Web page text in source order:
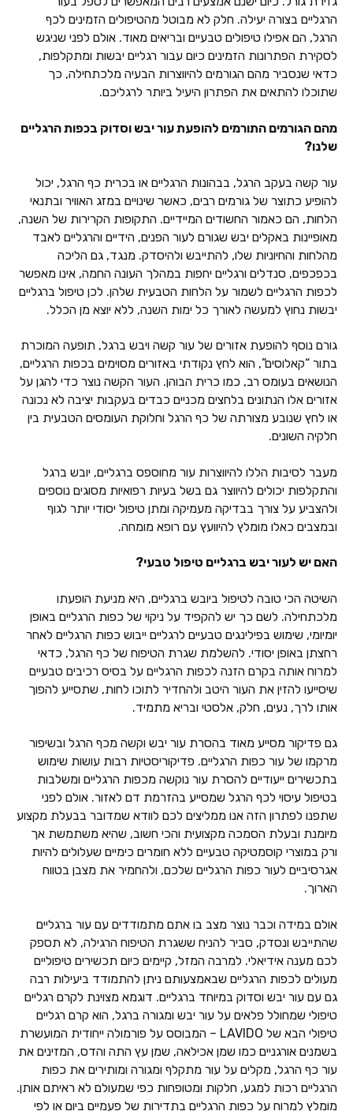
הרגליים בצורה יעילה. חלק לא מבוטל מהטיפולים הזמינים לכף
הרגל, הם אפילו טיפולים טבעיים ובריאים מאוד. אולם לפני שניגש
לסקירת הפתרונות הזמינים כיום עבור רגליים יבשות ומתקלפות,
כדאי שנסביר מהם הגורמים להיווצרות הבעיה מלכתחילה, כך
שתוכלו להתאים את הפתרון היעיל ביותר לרגליכם.
מהם הגורמים התורמים להופעת עור יבש וסדוק בכפות הרגליים
שלנו?
עור קשה בעקב הרגל, בבהונות הרגליים או בכרית כף הרגל, יכול
להופיע כתוצר של גורמים רבים, כאשר שינויים במזג האוויר ובתנאי
הלחות, הם כאמור החשודים המיידיים. התקופות הקרירות של השנה,
מאופיינות באקלים יבש שגורם לעור הפנים, הידיים והרגליים לאבד
מהלחות והחיוניות שלו, להתייבש ולהיסדק. מנגד, גם הליכה
בכפכפים, סנדלים ורגליים יחפות במהלך העונה החמה, אינו מאפשר
לכפות הרגליים לשמור על הלחות הטבעית שלהן. לכן טיפול ברגליים
יבשות נחוץ למעשה לאורך כל ימות השנה, ללא יוצא מן הכלל.
גורם נוסף להופעת אזורים של עור קשה ויבש ברגל, תופעה המוכרת
בתור “קאלוסים”, הוא לחץ נקודתי באזורים מסוימים בכפות הרגליים,
הנושאים בעומס רב, כמו כרית הבוהן. העור הקשה נוצר כדי להגן על
אזורים אלו הנתונים בלחצים מכניים כבדים בעקבות יציבה לא נכונה
או לחץ שנובע מצורתה של כף הרגל וחלוקת העומסים הטבעית בין
חלקיה השונים.
מעבר לסיבות הללו להיווצרות עור מחוספס ברגליים, יובש ברגל
והתקלפות יכולים להיווצר גם בשל בעיות רפואיות מסוגים נוספים
ולהצביע על צורך בבדיקה מעמיקה ומתן טיפול יסודי יותר לגוף
ובמצבים כאלו מומלץ להיוועץ עם רופא מומחה.
האם יש לעור יבש ברגליים טיפול טבעי?
השיטה הכי טובה לטיפול ביובש ברגליים, היא מניעת הופעתו
מלכתחילה. לשם כך יש להקפיד על ניקוי של כפות הרגליים באופן
יומיומי, שימוש בפילינגים טבעיים לרגליים ייבוש כפות הרגליים לאחר
רחצתן באופן יסודי. להשלמת שגרת הטיפוח של כף הרגל, כדאי
למרוח אותה בקרם הזנה לכפות הרגליים על בסיס רכיבים טבעיים
שיסייעו להזין את העור היטב ולהחדיר לתוכו לחות, שתסייע להפוך
אותו לרך, נעים, חלק, אלסטי ובריא מתמיד.
גם פדיקור מסייע מאוד בהסרת עור יבש וקשה מכף הרגל ובשיפור
מרקמו של עור כפות הרגליים. פדיקוריסטיות רבות עושות שימוש
בתכשירים ייעודיים להסרת עור נוקשה מכפות הרגליים ומשלבות
בטיפול עיסוי לכף הרגל שמסייע בהזרמת דם לאזור. אולם לפני
שתפנו לפתרון הזה אנו ממליצים לכם לוודא שמדובר בבעלת מקצוע
מיומנת ובעלת הסמכה מקצועית והכי חשוב, שהיא משתמשת אך
ורק במוצרי קוסמטיקה טבעיים ללא חומרים כימיים שעלולים להיות
אגרסיביים לעור כפות הרגליים שלכם, ולהחמיר את מצבן בטווח
הארוך.
אולם במידה וכבר נוצר מצב בו אתם מתמודדים עם עור ברגליים
שהתייבש ונסדק, סביר להניח ששגרת הטיפוח הרגילה, לא תספק
לכם מענה אידיאלי. למרבה המזל, קיימים כיום תכשירים טיפוליים
מעולים לכפות הרגליים שבאמצעותם ניתן להתמודד ביעילות רבה
גם עם עור יבש וסדוק במיוחד ברגליים. דוגמא מצוינת לקרם רגליים
טיפולי שמחולל פלאים על עור יבש ומגורה ברגל, הוא קרם רגליים
טיפולי הבא של LAVIDO – המבוסס על פורמולה ייחודית המועשרת
בשמנים אורגניים כמו שמן אכילאה, שמן עץ התה והדס, המזינים את
עור כף הרגל, מקלים על עור מתקלף ומגורה ומותירים את כפות
הרגליים רכות למגע, חלקות ומטופחות כפי שמעולם לא ראיתם אותן.
מומלץ למרוח על כפות הרגליים בתדירות של פעמיים ביום או לפי